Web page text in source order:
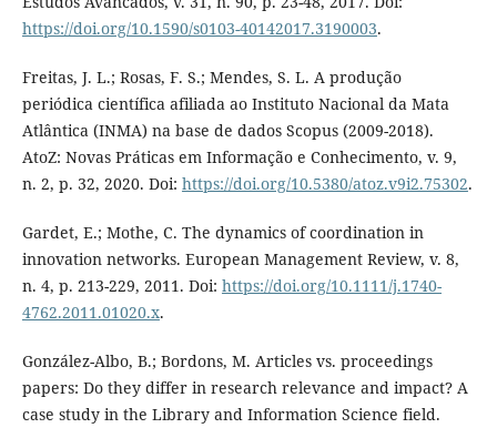
https://doi.org/10.1590/s0103-40142017.3190003.
Freitas, J. L.; Rosas, F. S.; Mendes, S. L. A produção
periódica científica afiliada ao Instituto Nacional da Mata
Atlântica (INMA) na base de dados Scopus (2009-2018).
AtoZ: Novas Práticas em Informação e Conhecimento, v. 9,
n. 2, p. 32, 2020. Doi: https://doi.org/10.5380/atoz.v9i2.75302.
Gardet, E.; Mothe, C. The dynamics of coordination in
innovation networks. European Management Review, v. 8,
n. 4, p. 213-229, 2011. Doi: https://doi.org/10.1111/j.1740-
4762.2011.01020.x.
González-Albo, B.; Bordons, M. Articles vs. proceedings
papers: Do they differ in research relevance and impact? A
case study in the Library and Information Science field.